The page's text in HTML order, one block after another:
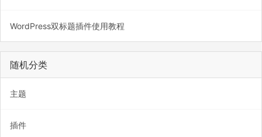
WordPress双标题插件使用教程
随机分类
主题
插件